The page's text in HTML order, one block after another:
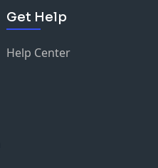
Get Help
Help Center